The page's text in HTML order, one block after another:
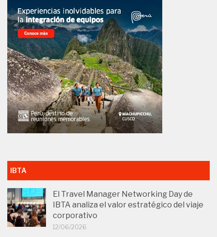
IBTA
El Travel Manager Networking Day de
IBTA analiza el valor estratégico del viaje
corporativo
12/06/2026